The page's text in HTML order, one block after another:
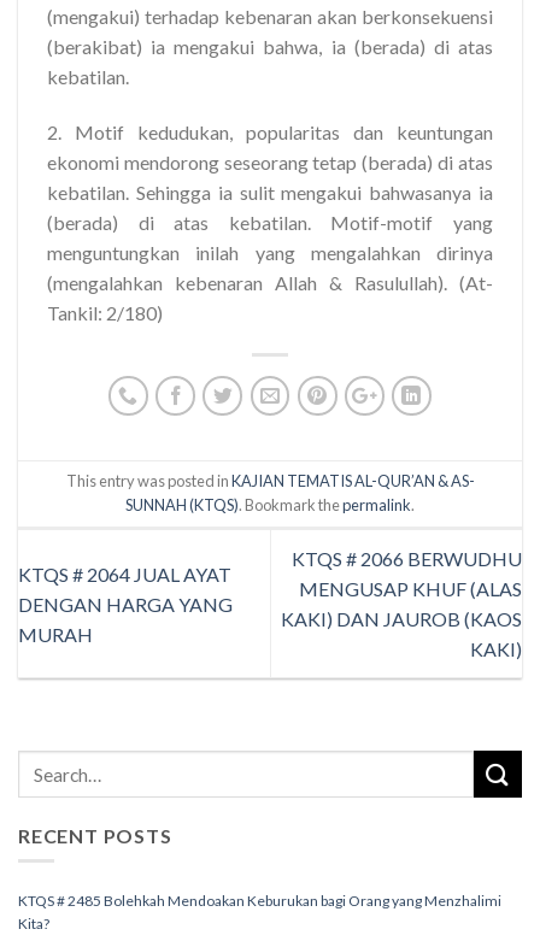
(mengakui) terhadap kebenaran akan berkonsekuensi
(berakibat) ia mengakui bahwa, ia (berada) di atas
kebatilan.
2. Motif kedudukan, popularitas dan keuntungan
ekonomi mendorong seseorang tetap (berada) di atas
kebatilan. Sehingga ia sulit mengakui bahwasanya ia
(berada) di atas kebatilan. Motif-motif yang
menguntungkan inilah yang mengalahkan dirinya
(mengalahkan kebenaran Allah & Rasulullah). (At-
Tankil: 2/180)
This entry was posted inKAJIAN TEMATIS AL-QUR’AN & AS-
SUNNAH (KTQS). Bookmark thepermalink.
KTQS # 2064 JUAL AYAT
DENGAN HARGA YANG
MURAH
KTQS # 2066 BERWUDHU
MENGUSAP KHUF (ALAS
KAKI) DAN JAUROB (KAOS
KAKI)
RECENT POSTS
KTQS # 2485 Bolehkah Mendoakan Keburukan bagi Orang yang Menzhalimi
Kita?